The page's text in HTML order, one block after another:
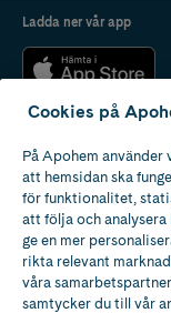
Ladda ner vår app
Apotek med
av
Cookies på
På Apohem
att hemsidan ska
för funktionalitet,
att följa och analysera
ge en mer
rikta relevant
våra
samtycker du till vår